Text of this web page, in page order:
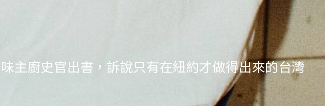
主廚史官出書，訴說只有在紐約才做得出來的台灣